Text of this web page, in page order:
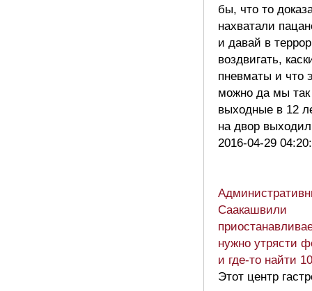
бы, что то
нахватали
и давай в
воздвигать,
пневматы и что
можно да мы
выходные в 12
на двор
2016-04-29
Саакашвили
нужно утрясти
и где-то найти
Этот центр